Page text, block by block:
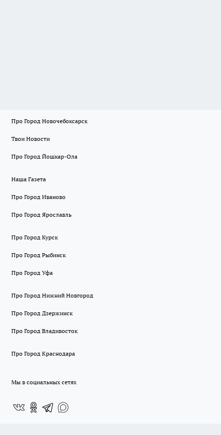
Про Город Новочебоксарск
Твои Новости
Про Город Йошкар-Ола
Наша Газета
Про Город Иваново
Про Город Ярославль
Про Город Курск
Про Город Рыбинск
Про Город Уфа
Про Город Нижний Новгород
Про Город Дзержинск
Про Город Владивосток
Про Город Краснодара
Мы в социальных сетях